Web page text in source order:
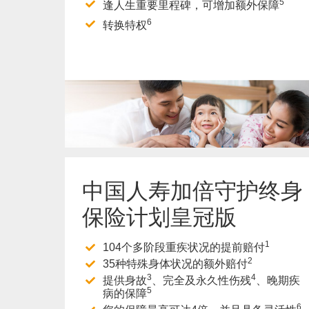
逢人生重要里程碑，可增加额外保障
转换特权6
了解更多
中国人寿加倍守护终身
保险计划皇冠版
104个多阶段重疾状况的提前赔付1
35种特殊身体状况的额外赔付2
提供身故3 、完全及永久性伤残4
、晚期疾
病的保障5
6